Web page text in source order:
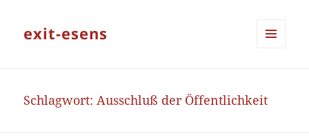
exit-esens
Schlagwort:Ausschluß der Öffentlichkeit